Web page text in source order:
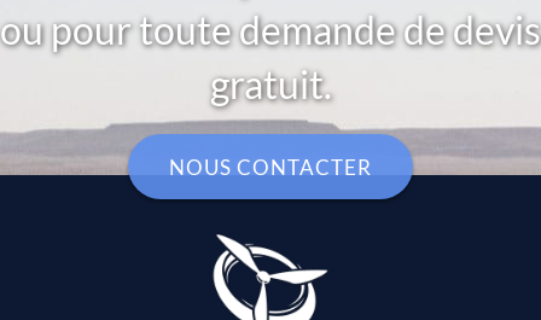
ou pour toute demande de devis
gratuit.
NOUS CONTACTER